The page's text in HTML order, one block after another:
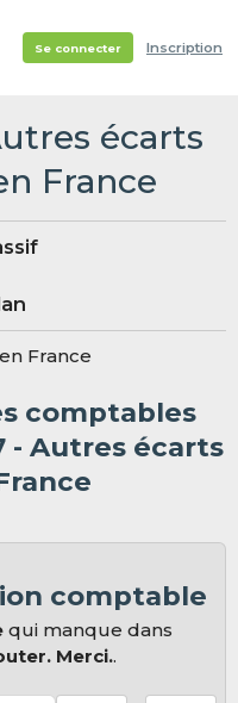
Se connecter Inscription
écarts
France
France
comptables
- Autres écarts
comptable
qui manque dans
Merci..